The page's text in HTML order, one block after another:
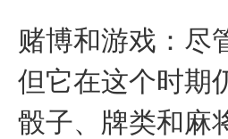
赌博和游戏‌：尽
但它在这个时期
骰子、牌类和麻